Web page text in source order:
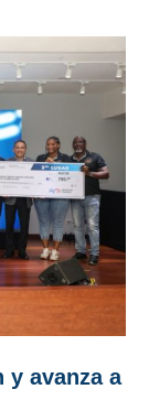
y avanza a